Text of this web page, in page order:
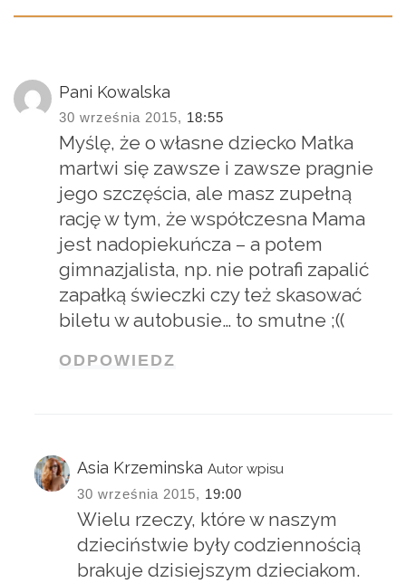
Pani Kowalska
30 września 2015, 18:55
Myślę, że o własne dziecko Matka
martwi się zawsze i zawsze pragnie
jego szczęścia, ale masz zupełną
rację w tym, że współczesna Mama
jest nadopiekuńcza – a potem
gimnazjalista, np. nie potrafi zapalić
zapałką świeczki czy też skasować
biletu w autobusie… to smutne ;((
ODPOWIEDZ
Asia Krzeminska Autor wpisu
30 września 2015, 19:00
Wielu rzeczy, które w naszym
dzieciństwie były codziennością
brakuje dzisiejszym dzieciakom.